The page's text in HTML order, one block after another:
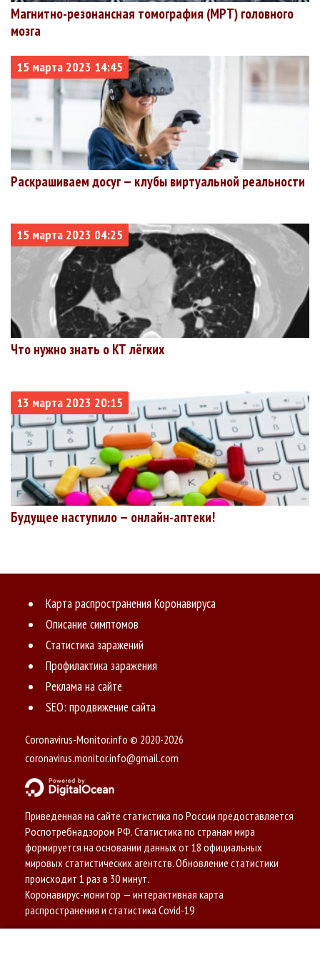
Чукотский
автономный
3192 2949 40 1.25%
Магнитно-резонансная томография (МРТ) головного
мозга
15 марта 2023 14:45
Раскрашиваем досуг — клубы виртуальной реальности
15 марта 2023 04:25
Что нужно знать о КТ лёгких
13 марта 2023 20:15
Будущее наступило — онлайн-аптеки!
Карта распространения Коронавируса
Описание симптомов
Статистика заражений
Профилактика заражения
Реклама на сайте
SEO: продвижение сайта
Coronavirus-Monitor.info © 2020-2026
coronavirus.monitor.info@gmail.com
Приведенная на сайте статистика по России предоставляется
Роспотребнадзором РФ. Статистика по странам мира
формируется на основании данных от 18 официальных
мировых статистических агентств. Обновление статистики
происходит 1 раз в 30 минут.
Коронавирус-монитор — интерактивная карта
распространения и статистика Covid-19